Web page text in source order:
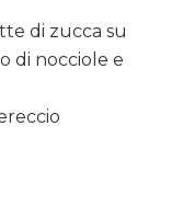
di zucca su
di nocciole e